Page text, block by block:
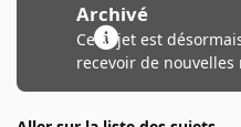
Archivé
Ce sujet est
recevoir de nouvelles